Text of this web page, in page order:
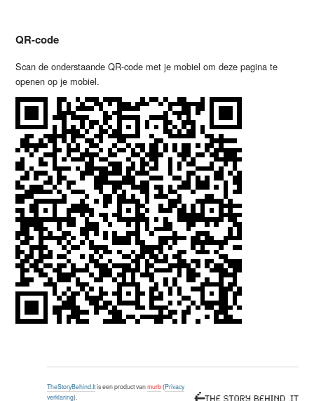
QR-code
Scan de onderstaande QR-code met je mobiel om deze pagina te
openen op je mobiel.
TheStoryBehind.Itis een product vanmurb(Privacy
verklaring).